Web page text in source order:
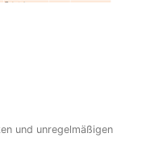
und unregelmäßigen